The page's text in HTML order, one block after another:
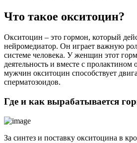
Что такое окситоцин?
Окситоцин – это гормон, который
нейромедиатор. Он играет важную
системе человека. У женщин этот
деятельность и вместе с пролактином
мужчин окситоцин способствует
сперматозоидов.
Где и как вырабатывается
За синтез и поставку окситоцина в